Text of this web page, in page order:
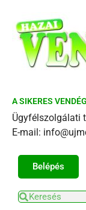
A SIKERES
Ügyfélszolgálati
E-mail:
Belépés